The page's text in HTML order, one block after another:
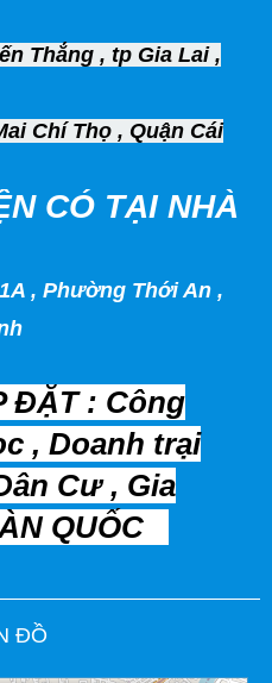
Thắng , tp Gia Lai ,
Chí Thọ , Quận Cái
CÓ TẠI NHÀ
, Phường Thới An ,
ĐẶT : Công
, Doanh trại
Cư , Gia
QUỐC
ĐỒ